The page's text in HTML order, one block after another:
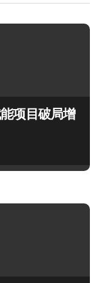
项目破局增